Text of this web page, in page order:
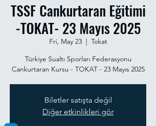
TSSF Cankurtaran Eğitimi
-TOKAT- 23 Mayıs 2025
Fri, May 23
  |
Tokat
Türkiye Sualtı Sporları Federasyonu
Cankurtaran Kursu - TOKAT - 23 Mayıs 2025
Biletler satışta değil
Diğer etkinlikleri gör